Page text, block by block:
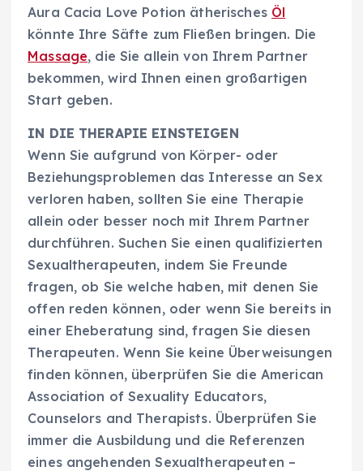
Aura Cacia Love Potion ätherisches Öl
könnte Ihre Säfte zum Fließen bringen. Die
Massage, die Sie allein von Ihrem Partner
bekommen, wird Ihnen einen großartigen
Start geben.
IN DIE THERAPIE EINSTEIGEN
Wenn Sie aufgrund von Körper- oder
Beziehungsproblemen das Interesse an Sex
verloren haben, sollten Sie eine Therapie
allein oder besser noch mit Ihrem Partner
durchführen. Suchen Sie einen qualifizierten
Sexualtherapeuten, indem Sie Freunde
fragen, ob Sie welche haben, mit denen Sie
offen reden können, oder wenn Sie bereits in
einer Eheberatung sind, fragen Sie diesen
Therapeuten. Wenn Sie keine Überweisungen
finden können, überprüfen Sie die American
Association of Sexuality Educators,
Counselors and Therapists. Überprüfen Sie
immer die Ausbildung und die Referenzen
eines angehenden Sexualtherapeuten –